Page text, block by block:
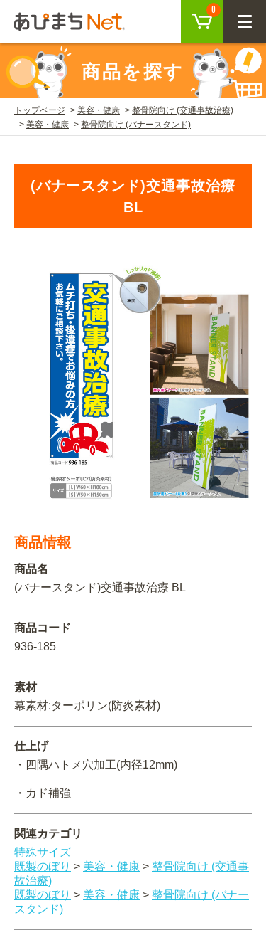
0
CLOSE
ログイン
会員登録
商品を探す
SEARCH
KEYWORD
注目キーワード
チュクミ 韓国グルメ 鍋
CATEGORY
飲食 住まい・暮らし
美容・健康 地域・観光
イベント・季節 不動産・建築
車・バイク関連
OTHER ITEMS
ORIGINAL ORDER
オリジナルオーダーについて
ご利用ガイド トップ
取り扱い商品一覧
既製デザイン商品注文方法
オリジナルオーダー注文方法
お支払方法
初めての方へ
BEGINNER'S GUIDE
初めての方へ トップ
商品について
お客様の声
オリジナルオーダー制作事例
商品を探す
トップページ 美容・健康
整骨院向け (交通事故治療)
美容・健康
整骨院向け (バナースタンド)
(バナースタンド)交通事故治療
BL
商品情報
商品名
(バナースタンド)交通事故治療 BL
商品コード
936-185
素材
幕素材:ターポリン(防炎素材)
仕上げ
・四隅ハトメ穴加工(内径12mm)
・カド補強
関連カテゴリ
特殊サイズ
既製のぼり > 美容・健康 > 整骨院向け (交通事
故治療)
既製のぼり > 美容・健康 > 整骨院向け (バナー
スタンド)